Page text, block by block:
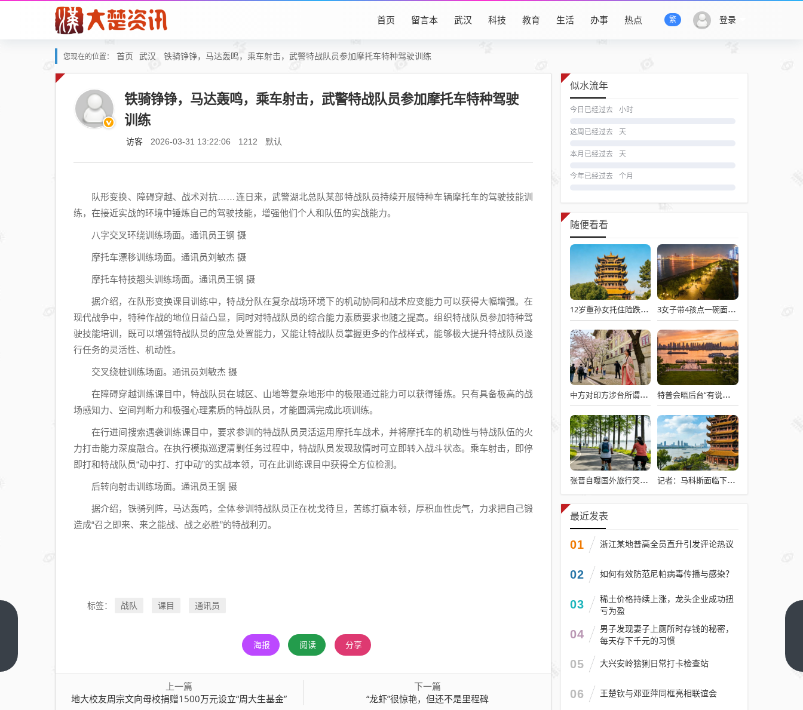
登录
繁
首页 留言本 武汉 科技 教育 生活 办事 热点
您现在的位置： 首页 武汉 铁骑铮铮，马达轰鸣，乘车射击，武警特战队员参加摩托车特种驾驶训练
铁骑铮铮，马达轰鸣，乘车射击，武警特战队员参加摩托车特种驾驶
训练
访客 2026-03-31 13:22:06 1212 默认
队形变换、障碍穿越、战术对抗……连日来，武警湖北总队某部特战队员持续开展特种车辆摩托车的驾驶技能训
练，在接近实战的环境中锤炼自己的驾驶技能，增强他们个人和队伍的实战能力。
八字交叉环绕训练场面。通讯员王钢 摄
摩托车漂移训练场面。通讯员刘敏杰 摄
摩托车特技翘头训练场面。通讯员王钢 摄
据介绍，在队形变换课目训练中，特战分队在复杂战场环境下的机动协同和战术应变能力可以获得大幅增强。在
现代战争中，特种作战的地位日益凸显，同时对特战队员的综合能力素质要求也随之提高。组织特战队员参加特种驾
驶技能培训，既可以增强特战队员的应急处置能力，又能让特战队员掌握更多的作战样式，能够极大提升特战队员遂
行任务的灵活性、机动性。
交叉绕桩训练场面。通讯员刘敏杰 摄
在障碍穿越训练课目中，特战队员在城区、山地等复杂地形中的极限通过能力可以获得锤炼。只有具备极高的战
场感知力、空间判断力和极强心理素质的特战队员，才能圆满完成此项训练。
在行进间搜索遇袭训练课目中，要求参训的特战队员灵活运用摩托车战术，并将摩托车的机动性与特战队伍的火
力打击能力深度融合。在执行模拟巡逻清剿任务过程中，特战队员发现敌情时可立即转入战斗状态。乘车射击，即停
即打和特战队员“动中打、打中动”的实战本领，可在此训练课目中获得全方位检测。
后转向射击训练场面。通讯员王钢 摄
据介绍，铁骑列阵，马达轰鸣，全体参训特战队员正在枕戈待旦，苦练打赢本领，厚积血性虎气，力求把自己锻
造成“召之即来、来之能战、战之必胜”的特战利刃。
标签： 战队 课目 通讯员
海报 阅读 分享
上一篇
地大校友周宗文向母校捐赠1500万元设立“周大生基金”
下一篇
“龙虾”很惊艳，但还不是里程碑
似水流年
今日已经过去 小时
这周已经过去 天
本月已经过去 天
今年已经过去 个月
随便看看
12岁重孙女托住险跌倒的92岁太爷爷 3女子带4孩点一碗面多次免费续面
中方对印方涉台所谓“澄清”感到意外 特普会晤后台“有说有笑”愉快交流
张晋自曝国外旅行突发心脏病险丧命 记者：马科斯面临下台危机
最近发表
01 浙江某地普高全员直升引发评论热议
02 如何有效防范尼帕病毒传播与感染？
03
稀土价格持续上涨，龙头企业成功扭
亏为盈
04
男子发现妻子上厕所时存钱的秘密，
每天存下千元的习惯
05 大兴安岭猞猁日常打卡检查站
06 王楚钦与邓亚萍同框亮相联谊会